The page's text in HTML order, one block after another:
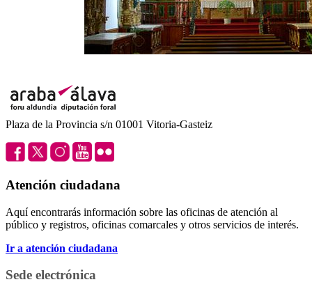
Plaza de la Provincia s/n 01001 Vitoria-Gasteiz
Atención ciudadana
Aquí encontrarás información sobre las oficinas de atención al
público y registros, oficinas comarcales y otros servicios de interés.
Ir a atención ciudadana
Sede electrónica